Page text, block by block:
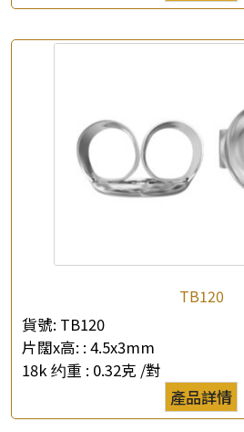
查詢以下產品
TB120
貨號: TB120
片闊x高: : 4.5x3mm
18k 约重 : 0.32克 /對
產品詳情